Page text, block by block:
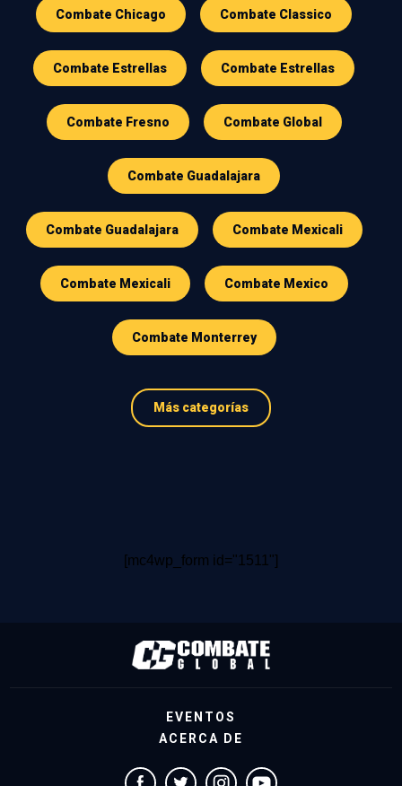
Combate Chicago Combate Classico
Combate Estrellas Combate Estrellas
Combate Fresno Combate Global
Combate Guadalajara
Combate Guadalajara Combate Mexicali
Combate Mexicali Combate Mexico
Combate Monterrey
Más categorías
[mc4wp_form id="1511"]
EVENTOS
ACERCA DE